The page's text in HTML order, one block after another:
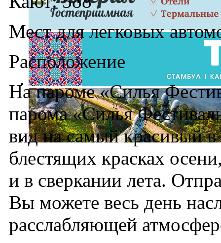
Мест для легковых
Расположение
На пароме «Силья
парома «Силья
вид на самый красивый в
блестящих красках
и в сверкании лета.
Вы можете весь день
расслабляющей